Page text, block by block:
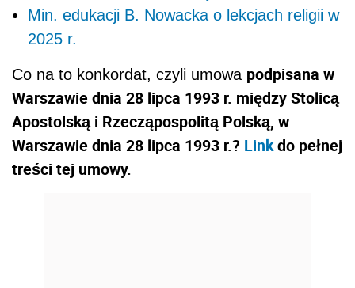
Min. edukacji B. Nowacka o lekcjach religii w
2025 r.
Co na to konkordat, czyli umowa podpisana w
Warszawie dnia 28 lipca 1993 r. między Stolicą
Apostolską i Rzecząpospolitą Polską, w
Warszawie dnia 28 lipca 1993 r.? Linkdo pełnej
treści tej umowy.